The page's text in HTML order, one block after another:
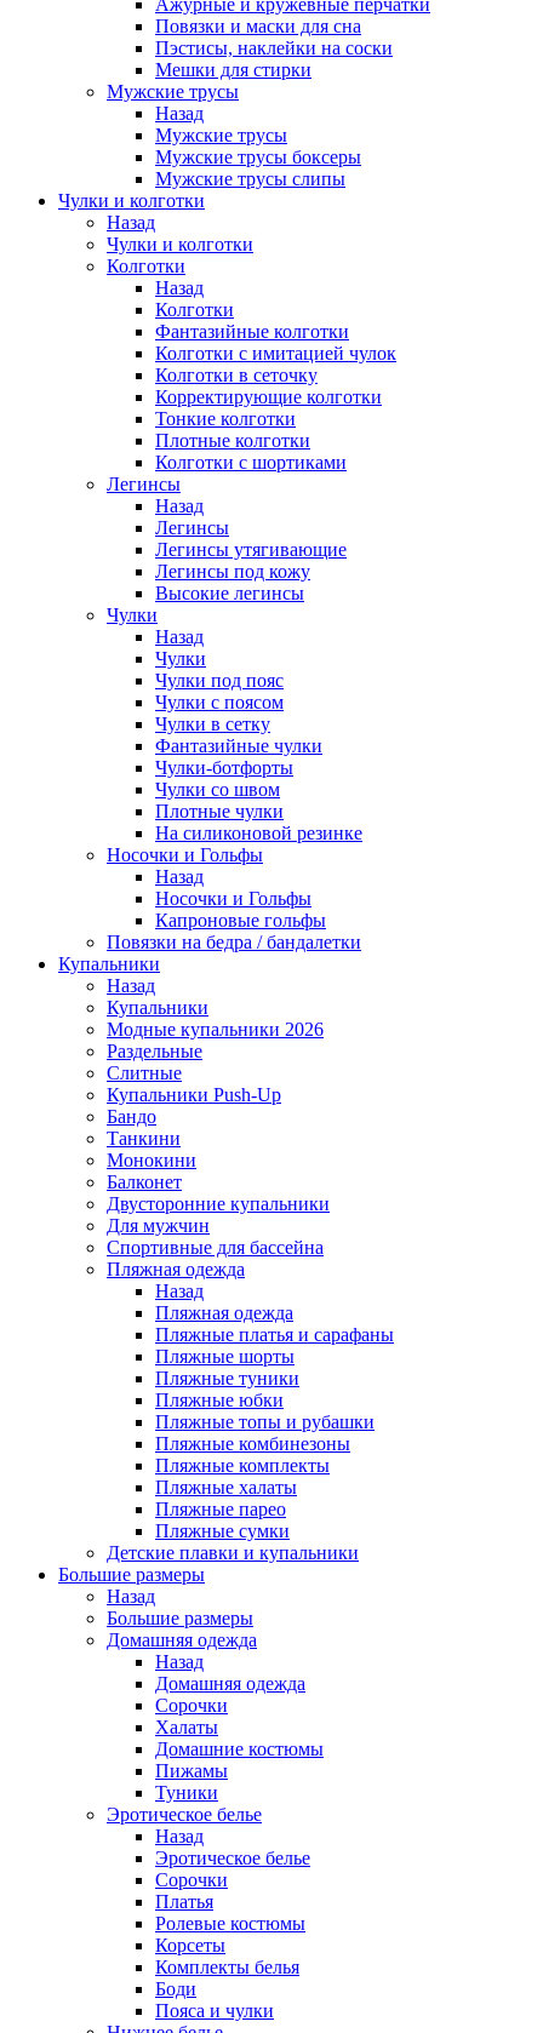
Ажурные и кружевные перчатки
Повязки и маски для сна
Пэстисы, наклейки на соски
Мешки для стирки
Мужские трусы
Назад
Мужские трусы
Мужские трусы боксеры
Мужские трусы слипы
Чулки и колготки
Назад
Чулки и колготки
Колготки
Назад
Колготки
Фантазийные колготки
Колготки с имитацией чулок
Колготки в сеточку
Корректирующие колготки
Тонкие колготки
Плотные колготки
Колготки с шортиками
Легинсы
Назад
Легинсы
Легинсы утягивающие
Легинсы под кожу
Высокие легинсы
Чулки
Назад
Чулки
Чулки под пояс
Чулки с поясом
Чулки в сетку
Фантазийные чулки
Чулки-ботфорты
Чулки со швом
Плотные чулки
На силиконовой резинке
Носочки и Гольфы
Назад
Носочки и Гольфы
Капроновые гольфы
Повязки на бедра / бандалетки
Купальники
Назад
Купальники
Модные купальники 2026
Раздельные
Слитные
Купальники Push-Up
Бандо
Танкини
Монокини
Балконет
Двусторонние купальники
Для мужчин
Спортивные для бассейна
Пляжная одежда
Назад
Пляжная одежда
Пляжные платья и сарафаны
Пляжные шорты
Пляжные туники
Пляжные юбки
Пляжные топы и рубашки
Пляжные комбинезоны
Пляжные комплекты
Пляжные халаты
Пляжные парео
Пляжные сумки
Детские плавки и купальники
Большие размеры
Назад
Большие размеры
Домашняя одежда
Назад
Домашняя одежда
Сорочки
Халаты
Домашние костюмы
Пижамы
Туники
Эротическое белье
Назад
Эротическое белье
Сорочки
Платья
Ролевые костюмы
Корсеты
Комплекты белья
Боди
Пояса и чулки